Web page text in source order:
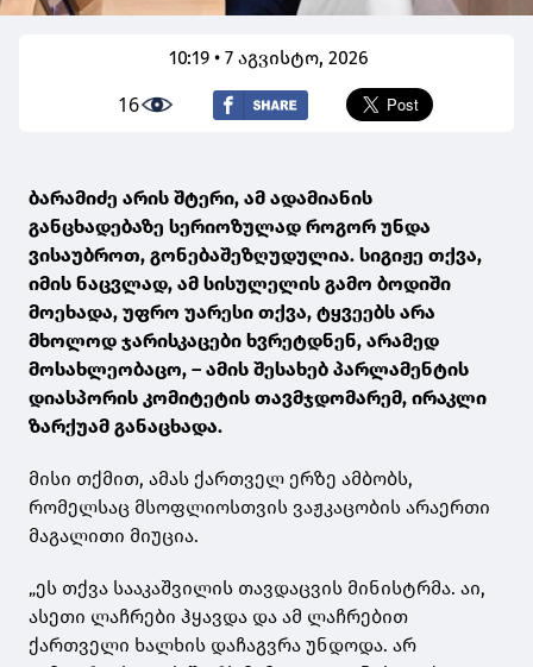
10:19 • 7 აგვისტო, 2026
16
ბარამიძე არის შტერი, ამ ადამიანის
განცხადებაზე სერიოზულად როგორ უნდა
ვისაუბროთ, გონებაშეზღუდულია. სიგიჟე თქვა,
იმის ნაცვლად, ამ სისულელის გამო ბოდიში
მოეხადა, უფრო უარესი თქვა, ტყვეებს არა
მხოლოდ ჯარისკაცები ხვრეტდნენ, არამედ
მოსახლეობაცო, – ამის შესახებ პარლამენტის
დიასპორის კომიტეტის თავმჯდომარემ, ირაკლი
ზარქუამ განაცხადა.
მისი თქმით, ამას ქართველ ერზე ამბობს,
რომელსაც მსოფლიოსთვის ვაჟკაცობის არაერთი
მაგალითი მიუცია.
„ეს თქვა სააკაშვილის თავდაცვის მინისტრმა. აი,
ასეთი ლაჩრები ჰყავდა და ამ ლაჩრებით
ქართველი ხალხის დაჩაგვრა უნდოდა. არ